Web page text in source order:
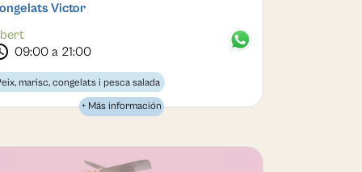
Victor
09:00 a 21:00
marisc, congelats i pesca salada
+ Más información